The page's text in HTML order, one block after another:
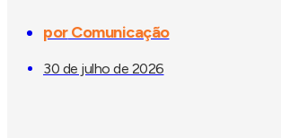
porComunicação
30 de julho de 2026